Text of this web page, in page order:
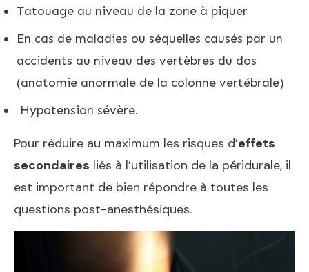
Tatouage au niveau de la zone à piquer
En cas de maladies ou séquelles causés par un
accidents au niveau des vertèbres du dos
(anatomie anormale de la colonne vertébrale)
Hypotension sévère.
Pour réduire au maximum les risques d’effets
secondaires liés à l’utilisation de la péridurale, il
est important de bien répondre à toutes les
questions post-anesthésiques.